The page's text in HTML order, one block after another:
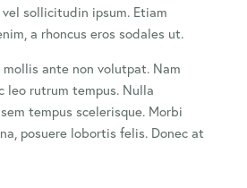
sollicitudin ipsum. Etiam
a rhoncus eros sodales ut.
ante non volutpat. Nam
leo rutrum tempus. Nulla
tempus scelerisque. Morbi
posuere lobortis felis. Donec at